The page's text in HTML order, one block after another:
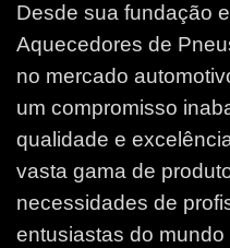
Desde sua fundação
Aquecedores de
no mercado
um compromisso
qualidade e
vasta gama de
necessidades de
entusiastas do